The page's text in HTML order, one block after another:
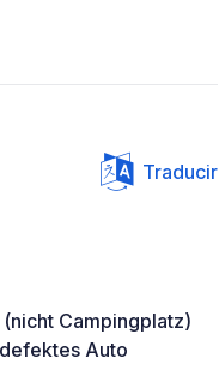
Traducir
Campingplatz)
Auto